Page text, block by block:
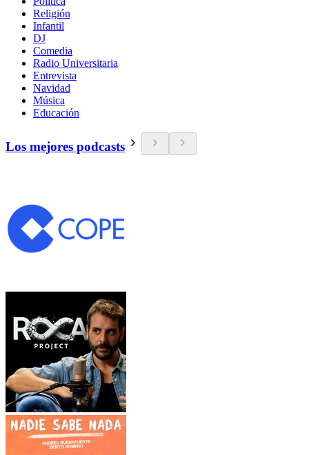
Religión
Infantil
DJ
Comedia
Radio Universitaria
Entrevista
Navidad
Música
Educación
Los mejores podcasts